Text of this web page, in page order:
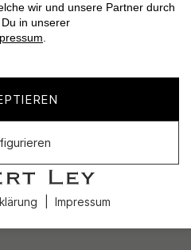
wir und unsere Partner durch
in unserer
.
Impressum